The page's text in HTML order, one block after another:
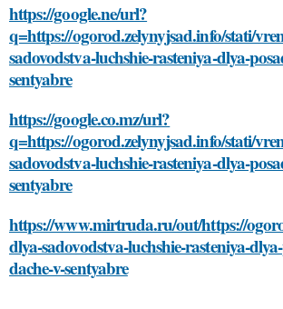
https://google.ne/url?
q=https://ogorod.zelynyjsad.info/stati/
sadovodstva-luchshie-rasteniya-dlya-
sentyabre
https://google.co.mz/url?
q=https://ogorod.zelynyjsad.info/stati/
sadovodstva-luchshie-rasteniya-dlya-
sentyabre
https://www.mirtruda.ru/out/https://
dlya-sadovodstva-luchshie-rasteniya-
dache-v-sentyabre